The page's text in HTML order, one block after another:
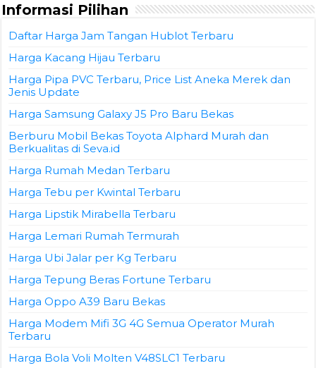
Informasi Pilihan
Daftar Harga Jam Tangan Hublot Terbaru
Harga Kacang Hijau Terbaru
Harga Pipa PVC Terbaru, Price List Aneka Merek dan
Jenis Update
Harga Samsung Galaxy J5 Pro Baru Bekas
Berburu Mobil Bekas Toyota Alphard Murah dan
Berkualitas di Seva.id
Harga Rumah Medan Terbaru
Harga Tebu per Kwintal Terbaru
Harga Lipstik Mirabella Terbaru
Harga Lemari Rumah Termurah
Harga Ubi Jalar per Kg Terbaru
Harga Tepung Beras Fortune Terbaru
Harga Oppo A39 Baru Bekas
Harga Modem Mifi 3G 4G Semua Operator Murah
Terbaru
Harga Bola Voli Molten V48SLC1 Terbaru